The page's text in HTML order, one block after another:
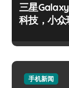
三星
科技，小众
手机新闻